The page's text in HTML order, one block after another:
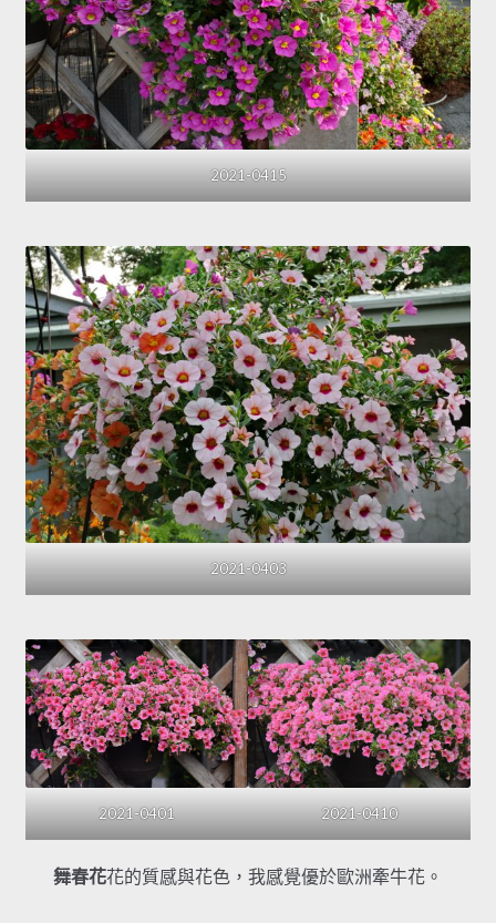
2021-0415
2021-0403
2021-0401 2021-0410
舞春花花的質感與花色，我感覺優於歐洲牽牛花。